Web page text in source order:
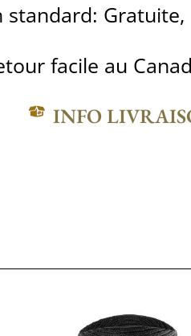
standard: Gratuite,
facile au
INFO